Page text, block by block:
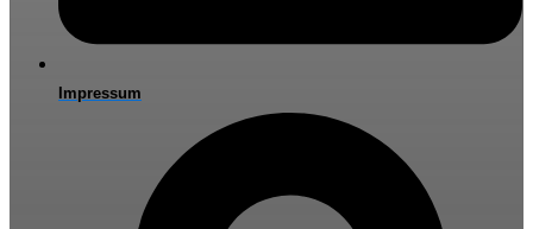
Impressum